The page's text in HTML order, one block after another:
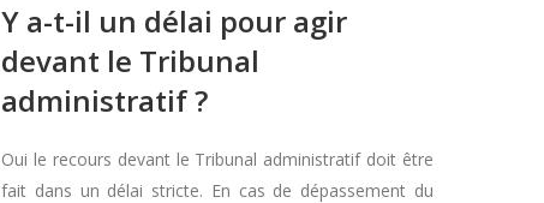
Y a-t-il un délai pour agir
devant le Tribunal
administratif ?
Oui le recours devant le Tribunal administratif doit être
fait dans un délai stricte. En cas de dépassement du